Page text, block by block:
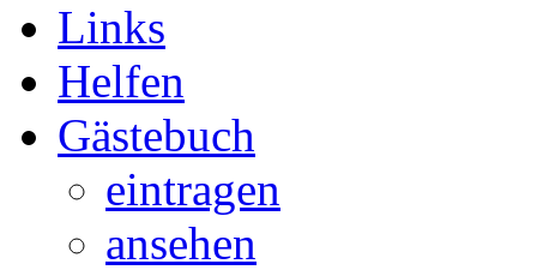
Links
Helfen
Gästebuch
eintragen
ansehen